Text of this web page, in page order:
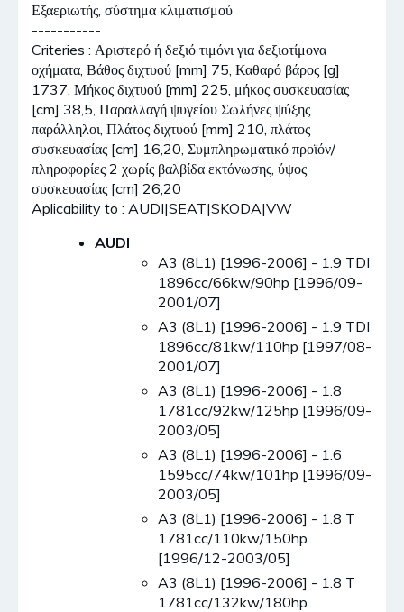
Εξαεριωτής, σύστημα κλιματισμού
-----------
Criteries : Αριστερό ή δεξιό τιμόνι για δεξιοτίμονα
οχήματα, Βάθος διχτυού [mm] 75, Καθαρό βάρος [g]
1737, Μήκος διχτυού [mm] 225, μήκος συσκευασίας
[cm] 38,5, Παραλλαγή ψυγείου Σωλήνες ψύξης
παράλληλοι, Πλάτος διχτυού [mm] 210, πλάτος
συσκευασίας [cm] 16,20, Συμπληρωματικό προϊόν/
πληροφορίες 2 χωρίς βαλβίδα εκτόνωσης, ύψος
συσκευασίας [cm] 26,20
Aplicability to : AUDI|SEAT|SKODA|VW
AUDI
A3 (8L1) [1996-2006] - 1.9 TDI
1896cc/66kw/90hp [1996/09-
2001/07]
A3 (8L1) [1996-2006] - 1.9 TDI
1896cc/81kw/110hp [1997/08-
2001/07]
A3 (8L1) [1996-2006] - 1.8
1781cc/92kw/125hp [1996/09-
2003/05]
A3 (8L1) [1996-2006] - 1.6
1595cc/74kw/101hp [1996/09-
2003/05]
A3 (8L1) [1996-2006] - 1.8 T
1781cc/110kw/150hp
[1996/12-2003/05]
A3 (8L1) [1996-2006] - 1.8 T
1781cc/132kw/180hp